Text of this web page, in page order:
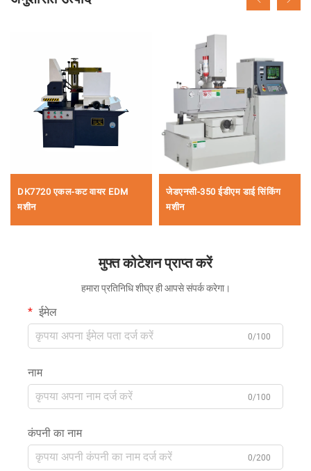
DK7720 एकल-कट वायर EDM
मशीन
जेडएनसी-350 ईडीएम डाई सिंकिंग
मशीन
मुफ्त कोटेशन प्राप्त करें
हमारा प्रतिनिधि शीघ्र ही आपसे संपर्क करेगा।
ईमेल
0/100
नाम
0/100
कंपनी का नाम
0/200